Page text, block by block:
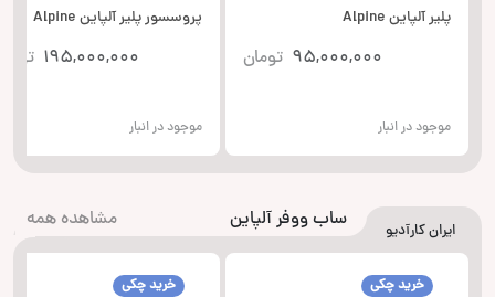
پلیر آلپاین Alpine
95,000,000 تومان
موجود در انبار
پروسسور پلیر آلپاین Alpine
195,000,000
موجود در انبار
ایران کارآدیو ساب ووفر آلپاین مشاهده همه
خرید چکی خرید چکی